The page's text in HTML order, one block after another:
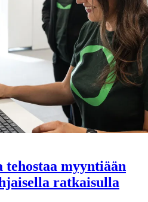
tehostaa myyntiään
ratkaisulla